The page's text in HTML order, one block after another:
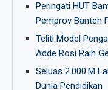
Peringati HUT
Pemprov Banten
Teliti Model
Adde Rosi Raih
Seluas 2.000.M
Dunia Pendidikan